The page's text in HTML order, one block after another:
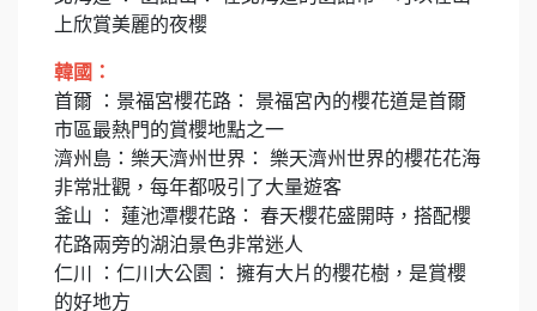
上欣賞美麗的夜櫻
韓國：
首爾 ：景福宮櫻花路： 景福宮內的櫻花道是首爾
市區最熱門的賞櫻地點之一
濟州島：樂天濟州世界： 樂天濟州世界的櫻花花海
非常壯觀，每年都吸引了大量遊客
釜山 ： 蓮池潭櫻花路： 春天櫻花盛開時，搭配櫻
花路兩旁的湖泊景色非常迷人
仁川 ：仁川大公園： 擁有大片的櫻花樹，是賞櫻
的好地方